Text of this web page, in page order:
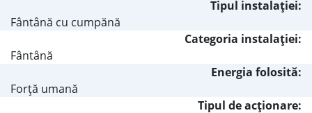
Tipul instalaţiei:
Fântână cu cumpănă
Categoria instalaţiei:
Fântână
Energia folosită:
Forţă umană
Tipul de acţionare: